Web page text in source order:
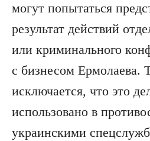
могут попытаться
результат действий
или криминального
с бизнесом Ермолаева.
исключается, что это
использовано в
украинскими